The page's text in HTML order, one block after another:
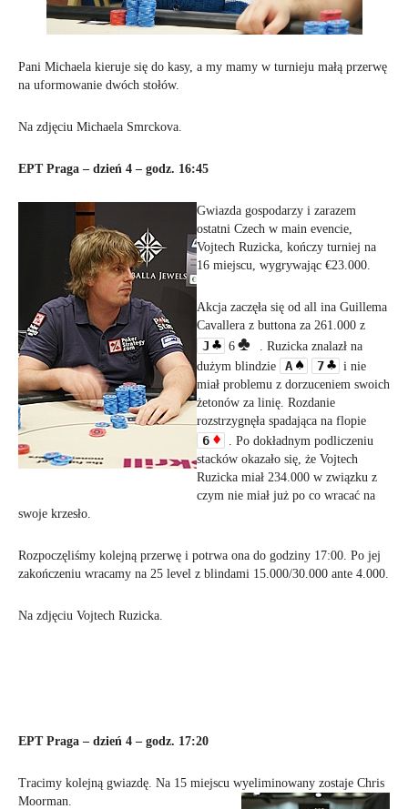
Pani Michaela kieruje się do kasy, a my mamy w turnieju małą przerwę
na uformowanie dwóch stołów.
Na zdjęciu Michaela Smrckova.
EPT Praga – dzień 4 – godz. 16:45
Gwiazda gospodarzy i zarazem
ostatni Czech w main evencie,
Vojtech Ruzicka, kończy turniej na
16 miejscu, wygrywając €23.000.
Akcja zaczęła się od all ina Guillema
Cavallera z buttona za 261.000 z
J 6
. Ruzicka znalazł na
dużym blindzie
A 7
i nie
miał problemu z dorzuceniem swoich
żetonów za linię. Rozdanie
rozstrzygnęła spadająca na flopie
6
. Po dokładnym podliczeniu
stacków okazało się, że Vojtech
Ruzicka miał 234.000 w związku z
czym nie miał już po co wracać na
swoje krzesło.
Rozpoczęliśmy kolejną przerwę i potrwa ona do godziny 17:00. Po jej
zakończeniu wracamy na 25 level z blindami 15.000/30.000 ante 4.000.
Na zdjęciu Vojtech Ruzicka.
EPT Praga – dzień 4 – godz. 17:20
Tracimy kolejną gwiazdę. Na 15 miejscu wyeliminowany zostaje Chris
Moorman.